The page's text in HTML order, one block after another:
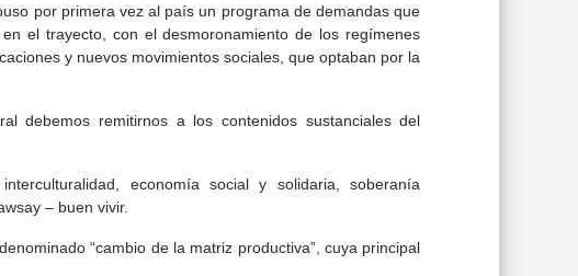
por primera vez al país un programa de demandas que
el trayecto, con el desmoronamiento de los regímenes
y nuevos movimientos sociales, que optaban por la
debemos remitirnos a los contenidos sustanciales del
economía social y solidaria, soberanía
– buen vivir.
“cambio de la matriz productiva”, cuya principal